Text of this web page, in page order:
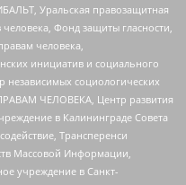
Уральская правозащитная
Фонд защиты гласности,
человека,
инициатив и социального
независимых социологических
ЧЕЛОВЕКА, Центр развития
в Калининграде Совета
Трансперенси
Массовой Информации,
учреждение в Санкт-